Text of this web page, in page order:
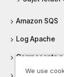
Amazon SQS
Log Apache
Composants
ARFFWe use